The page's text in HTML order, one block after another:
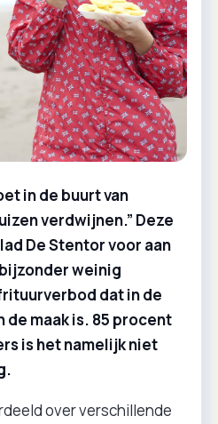
in de buurt van
verdwijnen.” Deze
De Stentor voor aan
weinig
dat in de
de maak is. 85 procent
is het namelijk niet
over verschillende